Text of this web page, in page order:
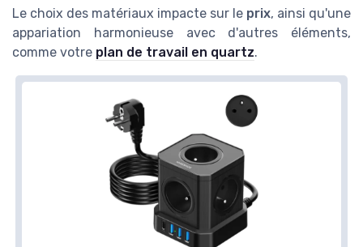
Le choix des matériaux impacte sur le prix, ainsi qu'une
appariation harmonieuse avec d'autres éléments,
comme votre plan de travail en quartz.